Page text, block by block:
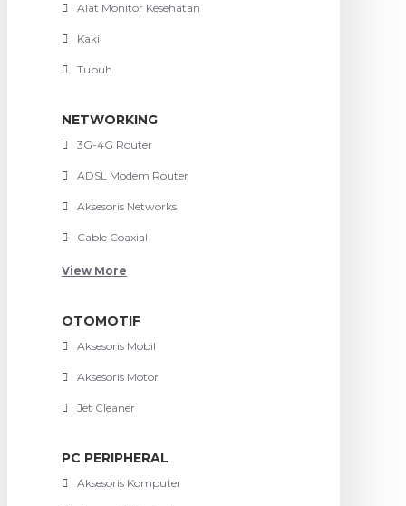
Alat Monitor Kesehatan
Kaki
Tubuh
NETWORKING
3G-4G Router
ADSL Modem Router
Aksesoris Networks
Cable Coaxial
View More
OTOMOTIF
Aksesoris Mobil
Aksesoris Motor
Jet Cleaner
PC PERIPHERAL
Aksesoris Komputer